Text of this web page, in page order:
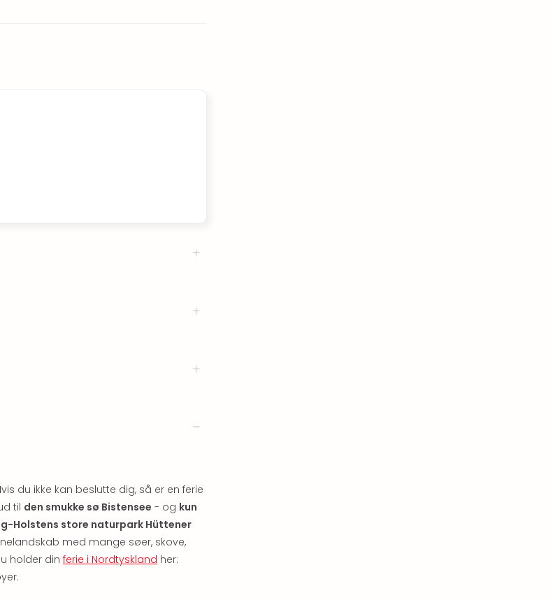
du ikke kan beslutte dig, så er en ferie
til den smukke sø Bistensee - og kun
Holstens store naturpark Hüttener
med mange søer, skove,
holder din ferie i Nordtyskland her: